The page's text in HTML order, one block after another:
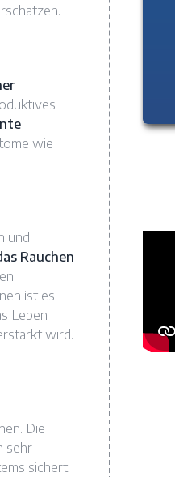
wie
und
Rauchen
ist es
Leben
wird.
Die
sehr
sichert